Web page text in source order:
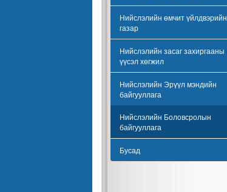
Нийслэлийн өмчит үйлдвэрийн
газар
Нийслэлийн засаг захиргааны
үүсэл хөгжил
Нийслэлийн Эрүүл мэндийн
байгууллага
Нийслэлийн Боловсролын
байгууллага
Бусад